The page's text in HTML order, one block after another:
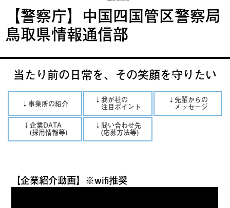
【警察庁】中国四国管区警察局
鳥取県情報通信部
当たり前の日常を、その笑顔を守りたい
↓事業所の紹介 ↓我が社の
注目ポイント
↓先輩からの
メッセージ
↓企業DATA
(採用情報等)
↓問い合わせ先
(応募方法等)
【企業紹介動画】※wifi推奨